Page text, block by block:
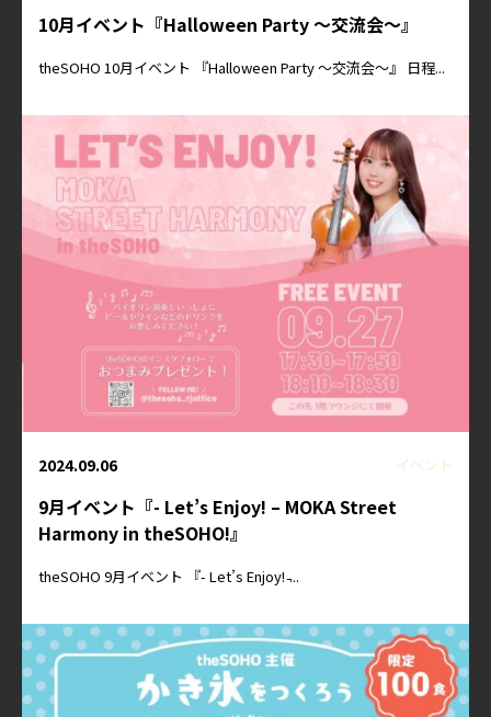
10月イベント『Halloween Party ～交流会～』
theSOHO 10月イベント 『Halloween Party ～交流会～』 日程...
2024.09.06 イベント
9月イベント『- Let’s Enjoy! – MOKA Street
Harmony in theSOHO!』
theSOHO 9月イベント 『- Let’s Enjoy! ̵...